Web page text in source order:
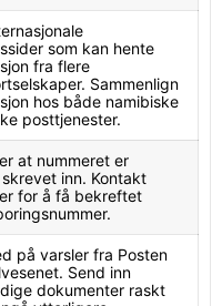
som kan hente
fra flere
Sammenlign
hos både namibiske
posttjenester.
at nummeret er
inn. Kontakt
for å få bekreftet
på varsler fra Posten
Send inn
dokumenter raskt